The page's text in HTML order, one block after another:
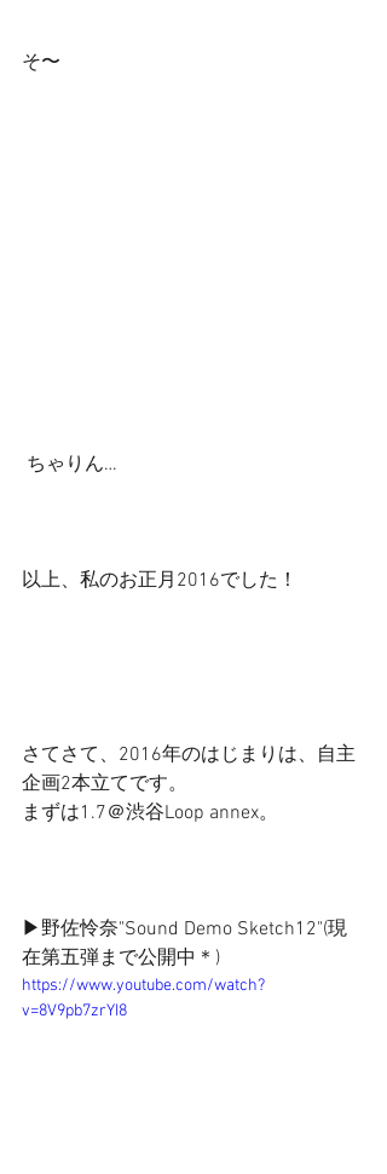
そ〜
ちゃりん…
以上、私のお正月2016でした！
さてさて、2016年のはじまりは、自主
企画2本立てです。
まずは1.7＠渋谷Loop annex。
▶野佐怜奈"Sound Demo Sketch12"(現
在第五弾まで公開中＊)
https://www.youtube.com/watch?
v=8V9pb7zrYI8